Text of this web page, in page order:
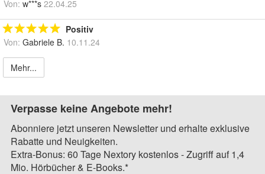
Von: w***s 22.04.25
Positiv
Von: Gabriele B. 10.11.24
Mehr...
Verpasse keine Angebote mehr!
Abonniere jetzt unseren Newsletter und erhalte exklusive
Rabatte und Neuigkeiten.
Extra-Bonus: 60 Tage Nextory kostenlos - Zugriff auf 1,4
Mio. Hörbücher & E-Books.*